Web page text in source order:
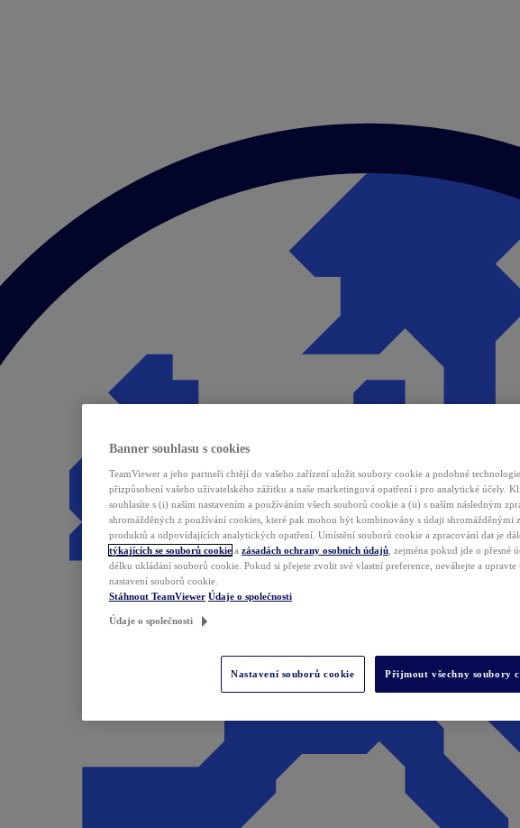
Banner souhlasu s cookies
TeamViewer a jeho partneři chtějí do vašeho zařízení uložit soubory cookie a podobné
přizpůsobení vašeho uživatelského zážitku a naše marketingová opatření i pro analytické účely.
souhlasíte s (i) naším nastavením a používáním všech souborů cookie a (ii) s naším následným
shromážděných z používání cookies, které pak mohou být kombinovány s údaji shromážděnými
produktů a odpovídajících analytických opatření. Umístění souborů cookie a zpracování dat je
týkajících se souborů cookie a zásadách ochrany osobních údajů , zejména pokud jde o přesné
délku ukládání souborů cookie. Pokud si přejete zvolit své vlastní preference, neváhejte a
nastavení souborů cookie.
Stáhnout TeamViewer Údaje o společnosti
Údaje o společnosti
Nastavení souborů cookie Přijmout všechny soubory